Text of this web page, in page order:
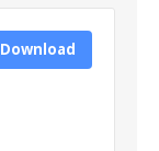
Download